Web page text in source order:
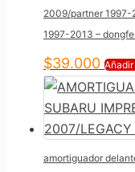
2009/partner
1997-2013 –
$39.000
amortiguador